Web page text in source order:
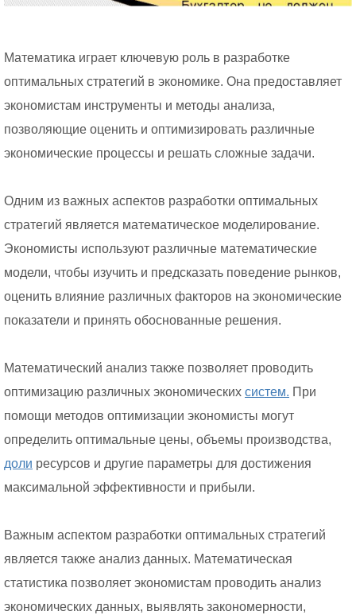
Математика играет ключевую роль в разработке
оптимальных стратегий в экономике. Она предоставляет
экономистам инструменты и методы анализа,
позволяющие оценить и оптимизировать различные
экономические процессы и решать сложные задачи.
Одним из важных аспектов разработки оптимальных
стратегий является математическое моделирование.
Экономисты используют различные математические
модели, чтобы изучить и предсказать поведение рынков,
оценить влияние различных факторов на экономические
показатели и принять обоснованные решения.
Математический анализ также позволяет проводить
оптимизацию различных экономических систем. При
помощи методов оптимизации экономисты могут
определить оптимальные цены, объемы производства,
доли ресурсов и другие параметры для достижения
максимальной эффективности и прибыли.
Важным аспектом разработки оптимальных стратегий
является также анализ данных. Математическая
статистика позволяет экономистам проводить анализ
экономических данных, выявлять закономерности,